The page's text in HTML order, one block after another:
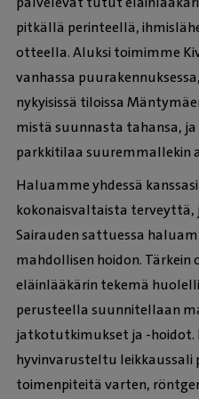
pitkällä perinteellä,
otteella. Aluksi toimimme
vanhassa
nykyisissä tiloissa
mistä suunnasta tahansa,
parkkitilaa suuremmallekin
Haluamme yhdessä
kokonaisvaltaista
Sairauden sattuessa
mahdollisen hoidon. Tärkein
eläinlääkärin tekemä
perusteella suunnitellaan
jatkotutkimukset ja -hoidot.
hyvinvarusteltu leikkaussali
toimenpiteitä varten,